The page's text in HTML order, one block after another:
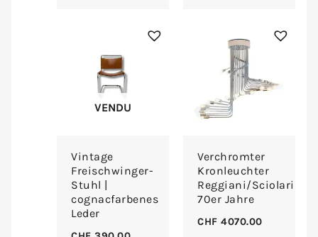
VENDU
Vintage
Freischwinger-
Stuhl |
cognacfarbenes
Leder
Verchromter
Kronleuchter
Reggiani/Sciolari
70er Jahre
CHF 4070.00